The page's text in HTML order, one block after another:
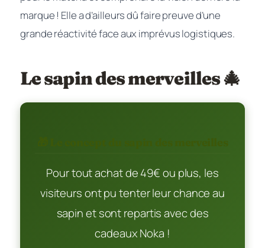
marque ! Elle a d’ailleurs dû faire preuve d’une
grande réactivité face aux imprévus logistiques.
Le sapin des merveilles 🎄
Pour tout achat de 49€ ou plus, les
visiteurs ont pu tenter leur chance au
sapin et sont repartis avec des
cadeaux Noka !